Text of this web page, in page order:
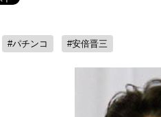
#パチンコ #安倍晋三